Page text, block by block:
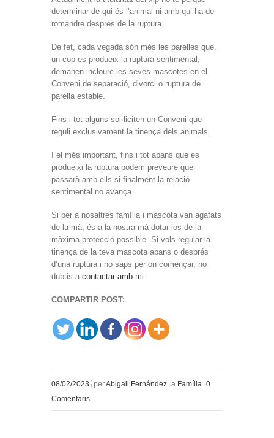
determinar de qui és l’animal ni amb qui ha de
romandre després de la ruptura.
De fet, cada vegada són més les parelles que,
un cop es produeix la ruptura sentimental,
demanen incloure les seves mascotes en el
Conveni de separació, divorci o ruptura de
parella estable.
Fins i tot alguns sol·liciten un Conveni que
reguli exclusivament la tinença dels animals.
I el més important, fins i tot abans que es
produeixi la ruptura podem preveure que
passarà amb ells si finalment la relació
sentimental no avança.
Si per a nosaltres família i mascota van agafats
de la mà, és a la nostra mà dotar-los de la
màxima protecció possible. Si vols regular la
tinença de la teva mascota abans o després
d’una ruptura i no saps per on començar, no
dubtis a contactar amb mi
COMPARTIR POST:
08/02/2023 perAbigail Fernández a Família 0
Comentaris